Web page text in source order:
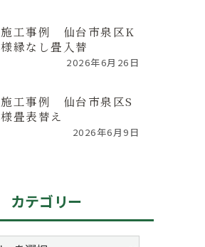
施工事例 仙台市泉区K
様縁なし畳入替
2026年6月26日
施工事例 仙台市泉区S
様畳表替え
2026年6月9日
カテゴリー